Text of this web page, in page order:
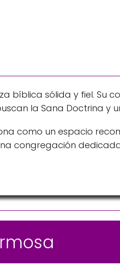
bíblica sólida y fiel. Su
la Sana Doctrina y
como un espacio
congregación